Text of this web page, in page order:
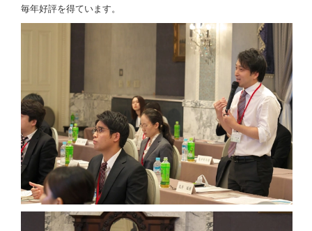
毎年好評を得ています。